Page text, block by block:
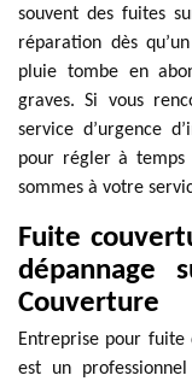
souvent des fuites
réparation dès
pluie tombe en
graves. Si vous
service d’urgence
pour régler à temps
sommes à votre
Fuite
dépannage
Couverture
Entreprise pour
est un